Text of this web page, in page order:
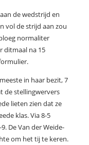
de wedstrijd en
vol de strijd aan zou
normaliter
ditmaal na 15
in haar bezit, 7
de stellingwervers
lieten zien dat ze
klas. Via 8-5
De Van der Weide-
om het tij te keren.